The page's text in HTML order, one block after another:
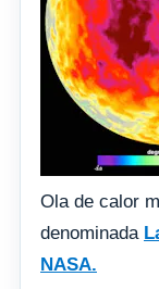
Ola de calor
denominada
NASA.